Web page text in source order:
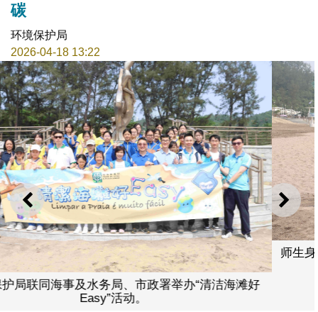
碳
环境保护局
2026-04-18 13:22
上一则 下一
清洁海滩好
师生身体力行清理垃圾，藉以唤起大众爱